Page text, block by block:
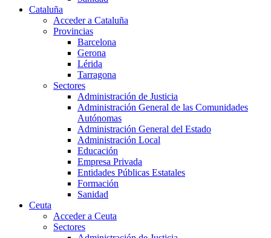
Cataluña
Acceder a Cataluña
Provincias
Barcelona
Gerona
Lérida
Tarragona
Sectores
Administración de Justicia
Administración General de las Comunidades
Autónomas
Administración General del Estado
Administración Local
Educación
Empresa Privada
Entidades Públicas Estatales
Formación
Sanidad
Ceuta
Acceder a Ceuta
Sectores